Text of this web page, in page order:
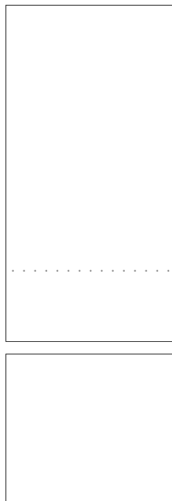
・・・・・・・・・・・・・・